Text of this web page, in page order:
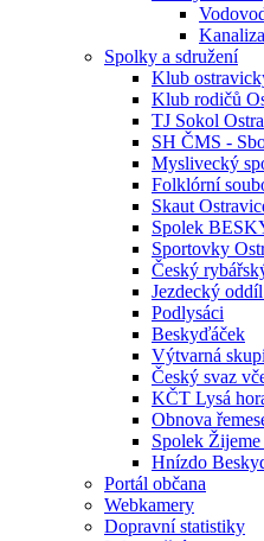
Spolky a sdružení
Klub
Klub rodičů
TJ Sokol
SH ČMS -
Myslivecký
Folklórní
Skaut
Spolek
Sportovky
Český
Jezdecký
Podlysáci
Beskyďáček
Výtvarná
Český svaz
KČT Lysá
Obnova
Spolek
Hnízdo
Portál občana
Webkamery
Dopravní statistiky